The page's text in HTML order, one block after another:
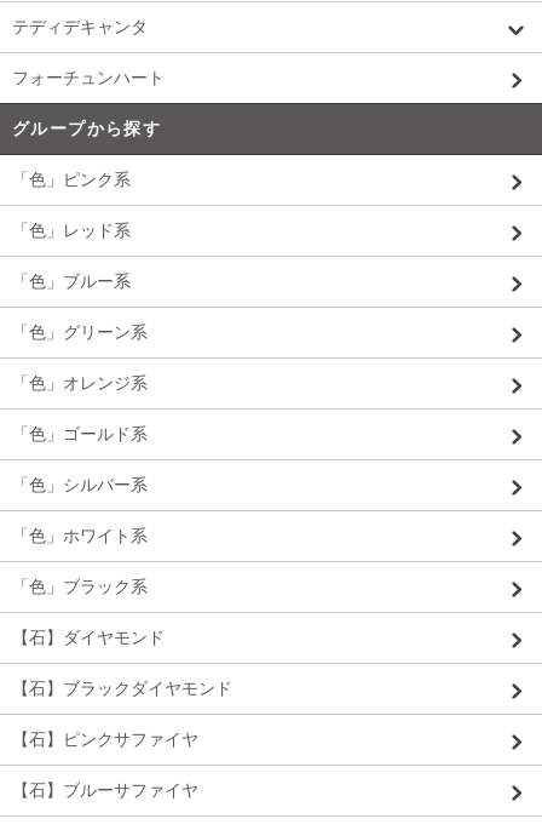
テディデキャンタ
フォーチュンハート
グループから探す
「色」ピンク系
「色」レッド系
「色」ブルー系
「色」グリーン系
「色」オレンジ系
「色」ゴールド系
「色」シルバー系
「色」ホワイト系
「色」ブラック系
【石】ダイヤモンド
【石】ブラックダイヤモンド
【石】ピンクサファイヤ
【石】ブルーサファイヤ